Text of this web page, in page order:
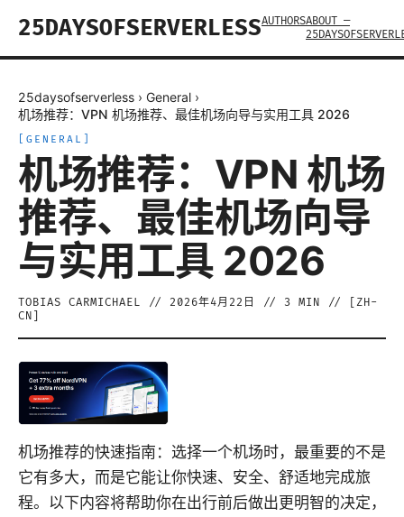
25DAYSOFSERVERLESSAUTHORSABOUT —
25daysofserverless › General ›
机场推荐：VPN 机场推荐、最佳机场向导与实用工具 2026
GENERAL
机场推荐：VPN 机场
推荐、最佳机场向导
与实用工具 2026
TOBIAS CARMICHAEL // 2026年4月22日 // 3 MIN // [ ZH-
CN
机场推荐的快速指南：选择一个机场时，最重要的不是
它有多大，而是它能让你快速、安全、舒适地完成旅
程。以下内容将帮助你在出行前后做出更明智的决定，